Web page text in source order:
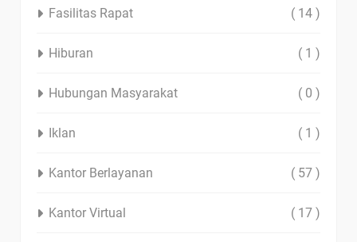
Fasilitas Rapat ( 14 )
Hiburan ( 1 )
Hubungan Masyarakat ( 0 )
Iklan ( 1 )
Kantor Berlayanan ( 57 )
Kantor Virtual ( 17 )